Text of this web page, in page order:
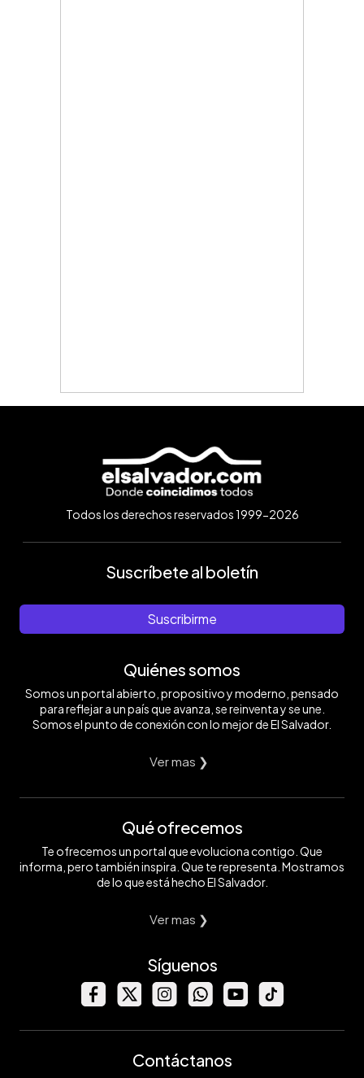
Todos los derechos reservados 1999-2026
Suscríbete al boletín
Suscribirme
Quiénes somos
Somos un portal abierto, propositivo y moderno, pensado
para reflejar a un país que avanza, se reinventa y se une.
Somos el punto de conexión con lo mejor de El Salvador.
Ver mas ❯
Qué ofrecemos
Te ofrecemos un portal que evoluciona contigo. Que
informa, pero también inspira. Que te representa. Mostramos
de lo que está hecho El Salvador.
Ver mas ❯
Síguenos
Contáctanos